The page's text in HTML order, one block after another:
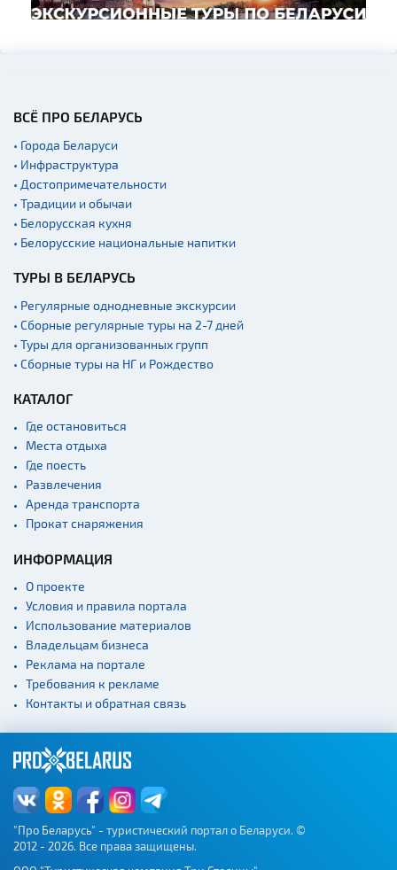
ВСЁ ПРО БЕЛАРУСЬ
• Города Беларуси
• Инфраструктура
• Достопримечательности
• Традиции и обычаи
• Белорусская кухня
• Белорусские национальные напитки
ТУРЫ В БЕЛАРУСЬ
• Регулярные однодневные экскурсии
• Сборные регулярные туры на 2-7 дней
• Туры для организованных групп
• Сборные туры на НГ и Рождество
КАТАЛОГ
Где остановиться
Места отдыха
Где поесть
Развлечения
Аренда транспорта
Прокат снаряжения
ИНФОРМАЦИЯ
О проекте
Условия и правила портала
Использование материалов
Владельцам бизнеса
Реклама на портале
Требования к рекламе
Контакты и обратная связь
"Про Беларусь" - туристический портал о Беларуси. ©
2012 - 2026. Все права защищены.